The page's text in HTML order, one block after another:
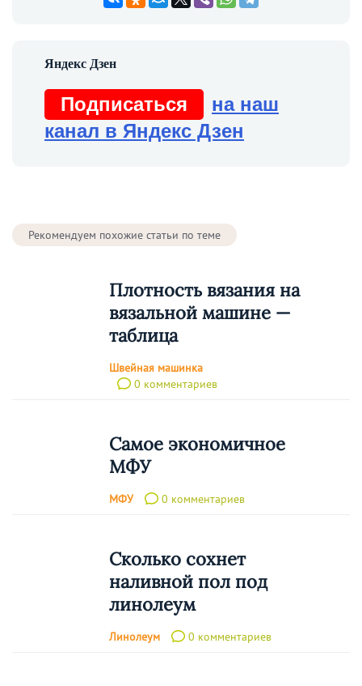
Подписаться
на наш
канал в Яндекс Дзен
Рекомендуем похожие статьи по теме
Плотность вязания на
вязальной машине —
таблица
Швейная машинка
0 комментариев
Самое экономичное
МФУ
МФУ 0 комментариев
Сколько сохнет
наливной пол под
линолеум
Линолеум 0 комментариев